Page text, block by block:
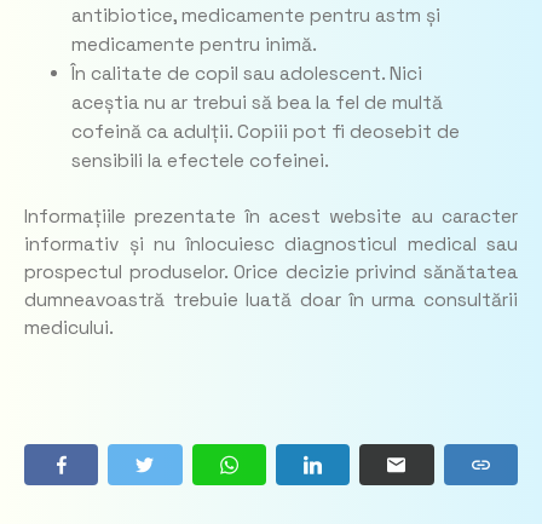
antibiotice, medicamente pentru astm și
medicamente pentru inimă.
În calitate de copil sau adolescent. Nici
aceștia nu ar trebui să bea la fel de multă
cofeină ca adulții. Copiii pot fi deosebit de
sensibili la efectele cofeinei.
Informațiile prezentate în acest website au caracter
informativ și nu înlocuiesc diagnosticul medical sau
prospectul produselor. Orice decizie privind sănătatea
dumneavoastră trebuie luată doar în urma consultării
medicului.